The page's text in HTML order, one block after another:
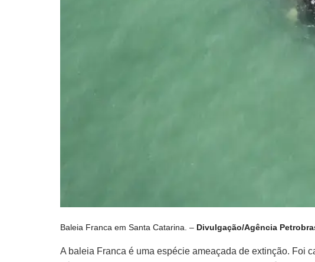
Baleia Franca em Santa Catarina. – Divulgação/Agência
A baleia Franca é uma espécie ameaçada de extinção. Foi